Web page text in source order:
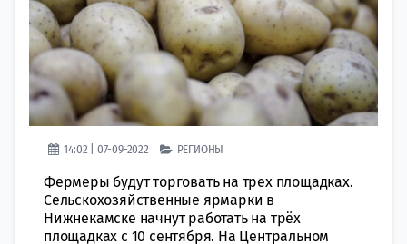
14:02 | 07-09-2022 РЕГИОНЫ
Фермеры будут торговать на трех площадках.
Сельскохозяйственные ярмарки в
Нижнекамске начнут работать на трёх
площадках с 10 сентября. На Центральном